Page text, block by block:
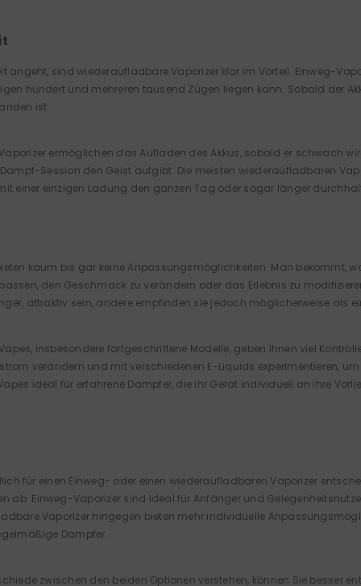
angeht, sind wiederaufladbare Vaporizer klar im Vorteil. Einweg-
hundert und mehreren tausend Zügen liegen kann. Sobald der
ist.
ermöglichen das Aufladen des Akkus, sobald er schwach
Session den Geist aufgibt. Die meisten wiederaufladbaren
einer einzigen Ladung den ganzen Tag oder sogar länger
kaum bis gar keine Anpassungsmöglichkeiten. Man bekommt,
den Geschmack zu verändern oder das Erlebnis zu
attraktiv sein, andere empfinden sie jedoch möglicherweise als
insbesondere fortgeschrittene Modelle, geben Ihnen viel
verändern und mit verschiedenen E-Liquids experimentieren,
ideal für erfahrene Dampfer, die ihr Gerät individuell an ihre
für einen Einweg- oder einen wiederaufladbaren Vaporizer
ab. Einweg-Vaporizer sind ideal für Anfänger und
Vaporizer hingegen bieten mehr individuelle
Dampfer.
zwischen den beiden Optionen verstehen, können Sie besser